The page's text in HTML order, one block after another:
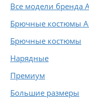
Все модели бренда
Брючные костюмы
Брючные костюмы
Нарядные
Премиум
Большие размеры